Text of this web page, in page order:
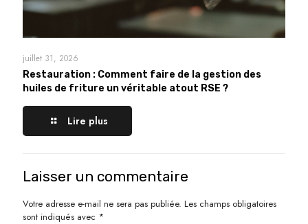
juillet 31, 2026
Restauration : Comment faire de la gestion des
huiles de friture un véritable atout RSE ?
Lire plus
Laisser un commentaire
Votre adresse e-mail ne sera pas publiée. Les champs obligatoires
sont indiqués avec *